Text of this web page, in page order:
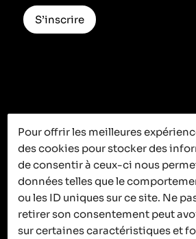
C’est ici que
ça se passe
S’inscrire
Pour offrir les meilleures
des cookies pour stocker des
de consentir à ceux-ci nous
données telles que le
ou les ID uniques sur ce site. Ne
retirer son consentement peut
sur certaines caractéristiques et